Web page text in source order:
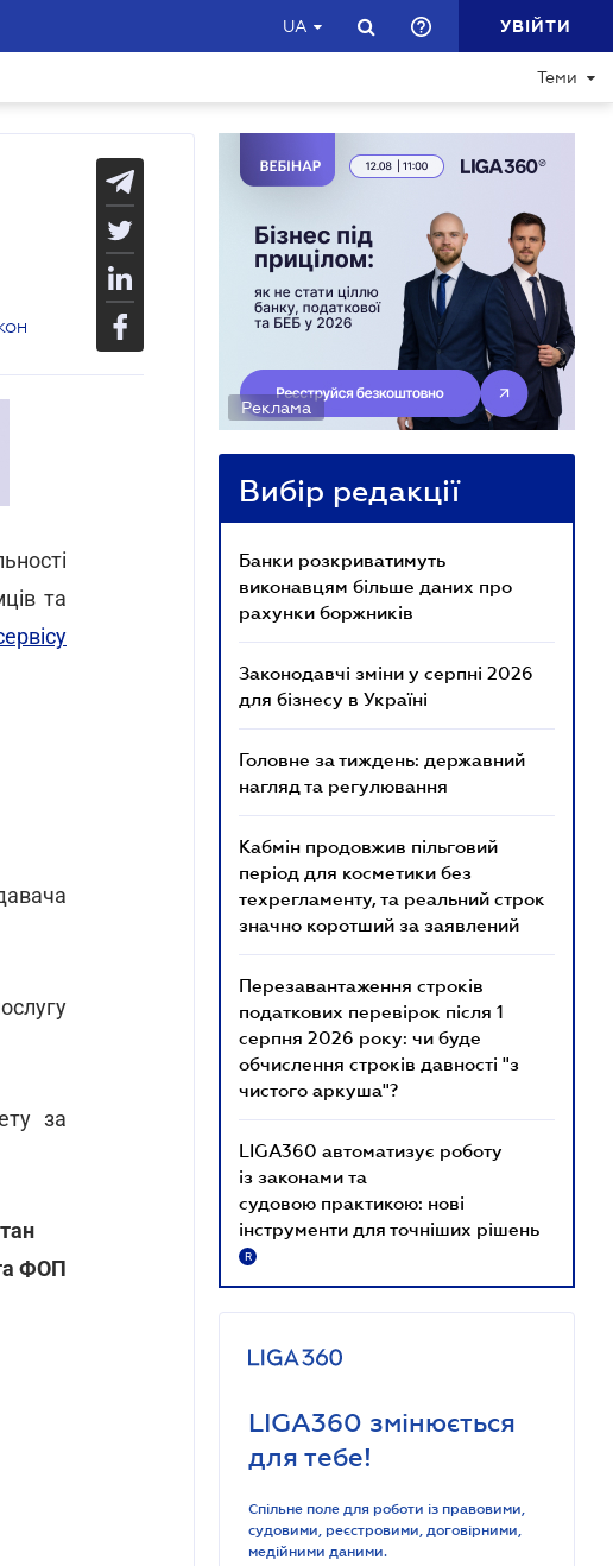
UA УВІЙТИ
Теми
та
за
ФОП
Реклама
Вибір редакції
Банки розкриватимуть
виконавцям більше даних про
рахунки боржників
Законодавчі зміни у серпні 2026
для бізнесу в Україні
Головне за тиждень: державний
нагляд та регулювання
Кабмін продовжив пільговий
період для косметики без
техрегламенту, та реальний строк
значно коротший за заявлений
Перезавантаження строків
податкових перевірок після 1
серпня 2026 року: чи буде
обчислення строків давності "з
чистого аркуша"?
LIGA360 автоматизує роботу
із законами та
судовою практикою: нові
інструменти для точніших рішень
R
LIGA360 змінюється
для тебе!
Спільне поле для роботи із правовими,
судовими, реєстровими, договірними,
медійними даними.